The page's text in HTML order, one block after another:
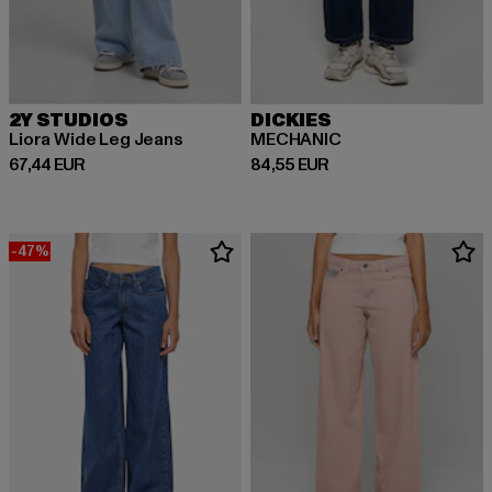
2Y STUDIOS
Liora Wide Leg Jeans
67,44 EUR
Derzeitiger Preis: 67,44 EUR
DICKIES
MECHANIC
84,55 EUR
Derzeitiger Preis: 84,55 EUR
-47%